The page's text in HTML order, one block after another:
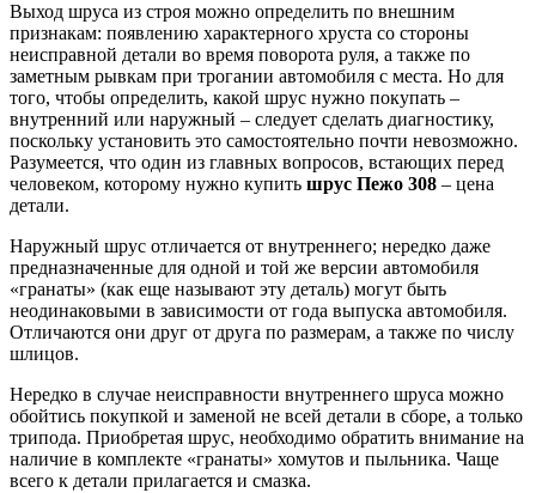
Выход шруса из строя можно определить по внешним
признакам: появлению характерного хруста со стороны
неисправной детали во время поворота руля, а также по
заметным рывкам при трогании автомобиля с места. Но для
того, чтобы определить, какой шрус нужно покупать –
внутренний или наружный – следует сделать диагностику,
поскольку установить это самостоятельно почти невозможно.
Разумеется, что один из главных вопросов, встающих перед
человеком, которому нужно купить шрус Пежо 308 – цена
детали.
Наружный шрус отличается от внутреннего; нередко даже
предназначенные для одной и той же версии автомобиля
«гранаты» (как еще называют эту деталь) могут быть
неодинаковыми в зависимости от года выпуска автомобиля.
Отличаются они друг от друга по размерам, а также по числу
шлицов.
Нередко в случае неисправности внутреннего шруса можно
обойтись покупкой и заменой не всей детали в сборе, а только
трипода. Приобретая шрус, необходимо обратить внимание на
наличие в комплекте «гранаты» хомутов и пыльника. Чаще
всего к детали прилагается и смазка.